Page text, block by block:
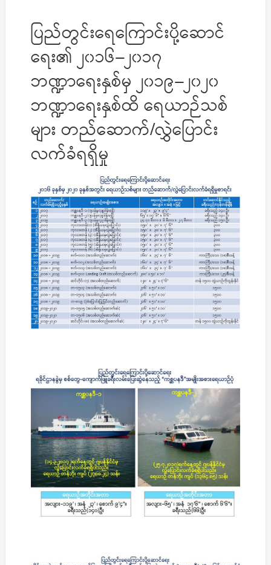
ပြည်တွင်းရေ​ကြောင်းပို့ဆောင်
ရေး၏ ၂၀၁၆−၂၀၁၇
ဘဏ္ဍာရေးနှစ်မှ ၂၀၁၉−၂၀၂၀
ဘဏ္ဍာရေးနှစ်ထိ ရေယာဉ်သစ်
များ တည်ဆောက်/လွှဲပြောင်း
လက်ခံရရှိမှု